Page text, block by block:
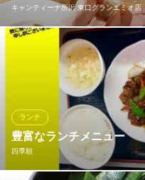
キャンティーナ所沢 東口グランエミオ店
見た目も華やかなイタリア
なランチコースはなんと
意しております！
おすすめランチメニュー
PIZZA
1,000円(税込)
PASTA
豊富なランチメニュー
四季順
ランチ